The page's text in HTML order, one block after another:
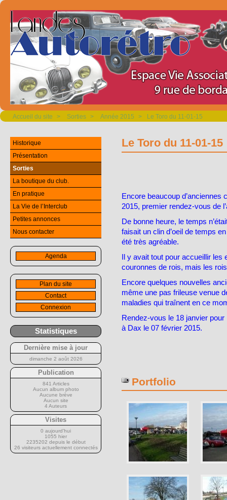
Accueil du site > Sorties > Année 2015 > Le Toro du 11-01-15
Le Toro du 11-01-15
Encore beaucoup
2015, premier rendez-vous de
De bonne heure, le temps
faisait un clin d’oeil de temps
été très agréable.
Il y avait tout pour accueillir
couronnes de rois, mais les
Encore quelques nouvelles
même une pas frileuse venue
maladies qui traînent en ce
Rendez-vous le 18 janvier pour
à Dax le 07 février 2015.
Portfolio
Historique
Présentation
Sorties
La boutique du club.
En pratique
La Vie de l’Interclub
Petites annonces
Nous contacter
Agenda
Plan du site
Contact
Connexion
Statistiques
Dernière mise à jour
dimanche 2 août 2026
Publication
841 Articles
Aucun album photo
Aucune brève
Aucun site
4 Auteurs
Visites
0 aujourd’hui
1055 hier
2235202 depuis le début
26 visiteurs actuellement connectés